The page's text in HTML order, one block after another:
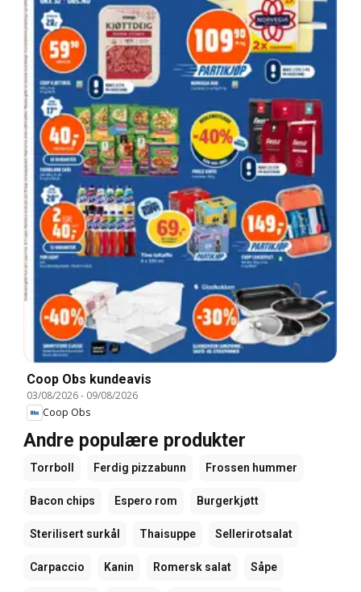
Coop Obs kundeavis
03/08/2026- 09/08/2026
Coop Obs
Andre populære produkter
Torrboll Ferdig pizzabunn Frossen hummer
Bacon chips Espero rom Burgerkjøtt
Sterilisert surkål Thaisuppe Sellerirotsalat
Carpaccio Kanin Romersk salat Såpe